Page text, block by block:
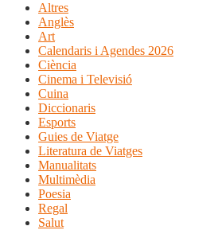
Altres
Anglès
Art
Calendaris i Agendes 2026
Ciència
Cinema i Televisió
Cuina
Diccionaris
Esports
Guies de Viatge
Literatura de Viatges
Manualitats
Multimèdia
Poesia
Regal
Salut